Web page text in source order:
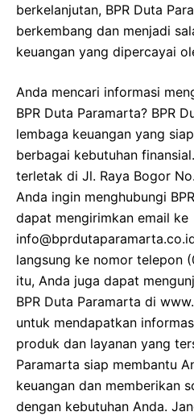
berkelanjutan, BPR Duta
berkembang dan menjadi
keuangan yang dipercayai
Anda mencari informasi
BPR Duta Paramarta? BPR
lembaga keuangan yang
berbagai kebutuhan
terletak di Jl. Raya Bogor
Anda ingin menghubungi
dapat mengirimkan email ke
langsung ke nomor telepon
itu, Anda juga dapat
BPR Duta Paramarta di
untuk mendapatkan
produk dan layanan yang
Paramarta siap membantu
keuangan dan memberikan
dengan kebutuhan Anda.